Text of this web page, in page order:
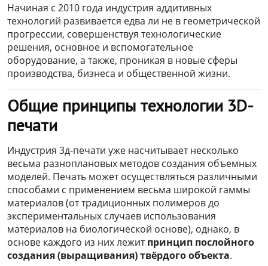
Начиная с 2010 года индустрия аддитивных
технологий развивается едва ли не в геометрической
прогрессии, совершенствуя технологические
решения, основное и вспомогательное
оборудование, а также, проникая в новые сферы
производства, бизнеса и общественной жизни.
Общие принципы технологии 3D-
печати
Индустрия 3д-печати уже насчитывает несколько
весьма разноплановых методов создания объемных
моделей. Печать может осуществляться различными
способами с применением весьма широкой гаммы
материалов (от традиционных полимеров до
экспериментальных случаев использования
материалов на биологической основе), однако, в
основе каждого из них лежитпринцип послойного
создания (выращивания) твёрдого объекта.